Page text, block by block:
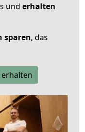
und erhalten
sparen, das